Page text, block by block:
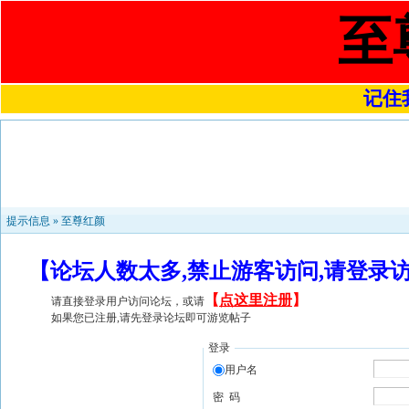
至
记住
提示信息 » 至尊红颜
【论坛人数太多,禁止游客访问,请登
请直接登录用户访问论坛，或请 【 点这里注册】
如果您已注册,请先登录论坛即可游览帖子
登录
用户名
密 码